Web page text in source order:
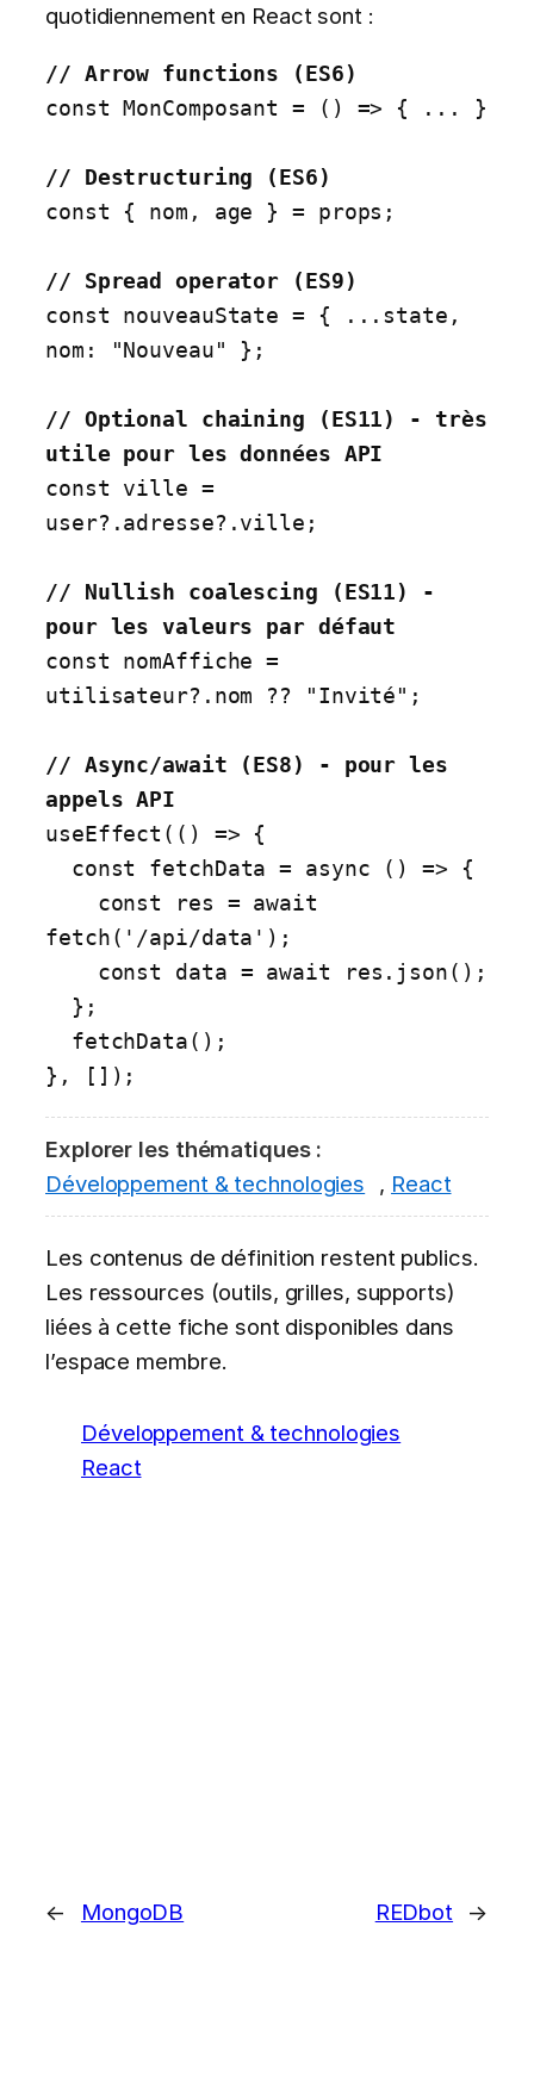
quotidiennement en React sont :
const MonComposant = () => { ... }
const { nom, age } = props;
const nouveauState = { ...state,
nom: "Nouveau" };
// Optional chaining (ES11) - très
const ville =
user?.adresse?.ville;
// Nullish coalescing (ES11) -
const nomAffiche =
utilisateur?.nom ?? "Invité";
// Async/await (ES8) - pour les
useEffect(() => {
fetch('/api/data');
}, []);
Explorer les thématiques :
Développement & technologies
, React
Les contenus de définition restent publics.
Les ressources (outils, grilles, supports)
liées à cette fiche sont disponibles dans
l’espace membre.
Développement & technologies
React
← MongoDB REDbot →